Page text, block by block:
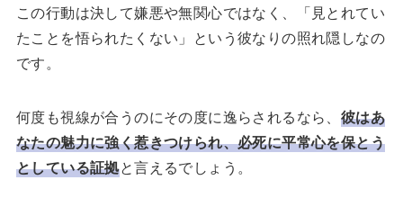
この行動は決して嫌悪や無関心ではなく、「見とれてい
たことを悟られたくない」という彼なりの照れ隠しなの
です。
何度も視線が合うのにその度に逸らされるなら、 彼はあ
なたの魅力に強く惹きつけられ、必死に平常心を保とう
としている証拠と言えるでしょう。